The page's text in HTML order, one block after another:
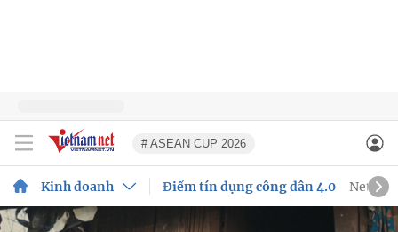
# ASEAN CUP 2026
Kinh doanh Net
Điểm tín dụng công dân 4.0